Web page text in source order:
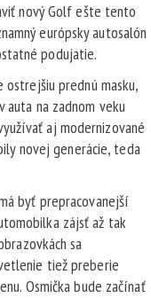
nový Golf ešte tento
európsky autosalón
podujatie.
prednú masku,
na zadnom veku
aj modernizované
novej generácie, teda
byť prepracovanejší
zájsť až tak
sa
tiež preberie
Osmička bude začínať